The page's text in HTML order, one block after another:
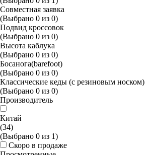
Совместная заявка
(Выбрано 0 из 0)
Подвид кроссовок
(Выбрано 0 из 0)
Высота каблука
(Выбрано 0 из 0)
Босанога(barefoot)
(Выбрано 0 из 0)
Классические кеды (с резиновым носком)
(Выбрано 0 из 0)
Производитель
Китай
(34)
(Выбрано 0 из 1)
Скоро в продаже